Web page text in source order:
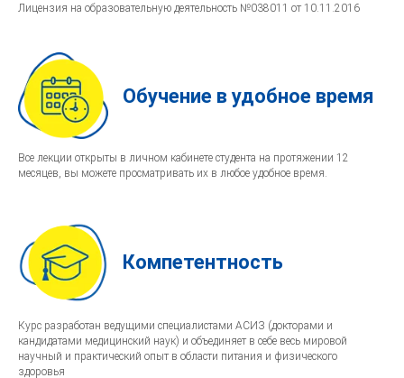
Лицензия на образовательную деятельность №038011 от 10.11.2016
Обучение в удобное время
Все лекции открыты в личном кабинете студента на протяжении 12
месяцев, вы можете просматривать их в любое удобное время.
Компетентность
Курс разработан ведущими специалистами АСИЗ (докторами и
кандидатами медицинский наук) и объединяет в себе весь мировой
научный и практический опыт в области питания и физического
здоровья